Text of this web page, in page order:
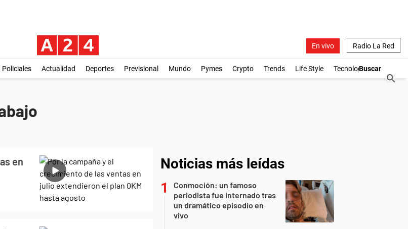
En vivo Radio La Red
Policiales Actualidad Deportes Previsional Mundo Pymes Crypto Trends Life Style Tecnología
en
Noticias más leídas
Conmoción: un famoso
periodista fue internado tras
un dramático episodio en
vivo